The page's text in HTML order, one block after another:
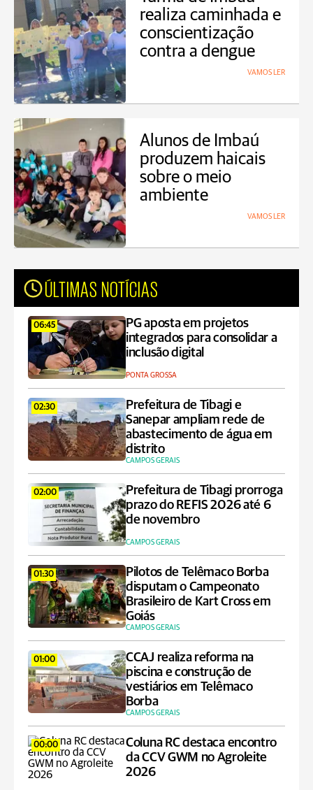
realiza caminhada e
conscientização
contra a dengue
VAMOS LER
Alunos de Imbaú
produzem haicais
sobre o meio
ambiente
VAMOS LER
ÚLTIMAS NOTÍCIAS
06:45
PG aposta em projetos
integrados para consolidar a
inclusão digital
PONTA GROSSA
02:30
Prefeitura de Tibagi e
Sanepar ampliam rede de
abastecimento de água em
distrito
CAMPOS GERAIS
02:00
Prefeitura de Tibagi prorroga
prazo do REFIS 2026 até 6
de novembro
CAMPOS GERAIS
01:30
Pilotos de Telêmaco Borba
disputam o Campeonato
Brasileiro de Kart Cross em
Goiás
CAMPOS GERAIS
01:00
CCAJ realiza reforma na
piscina e construção de
vestiários em Telêmaco
Borba
CAMPOS GERAIS
00:00
Coluna RC destaca encontro
da CCV GWM no Agroleite
2026